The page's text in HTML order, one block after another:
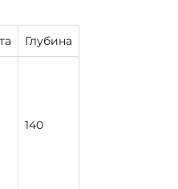
Глубина
140